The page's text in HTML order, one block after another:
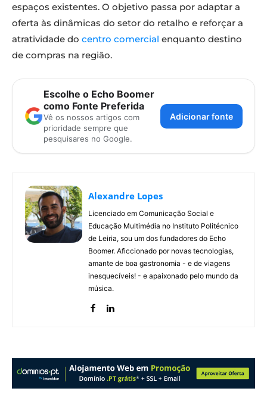
espaços existentes. O objetivo passa por adaptar a
oferta às dinâmicas do setor do retalho e reforçar a
atratividade do centro comercial enquanto destino
de compras na região.
Escolhe o Echo Boomer
como Fonte Preferida
Vê os nossos artigos com
prioridade sempre que
pesquisares no Google.
Adicionar fonte
Alexandre Lopes
Licenciado em Comunicação Social e
Educação Multimédia no Instituto Politécnico
de Leiria, sou um dos fundadores do Echo
Boomer. Aficcionado por novas tecnologias,
amante de boa gastronomia - e de viagens
inesquecíveis! - e apaixonado pelo mundo da
música.